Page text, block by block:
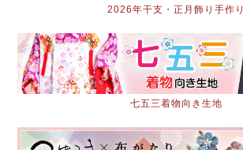
2026年干支・正月飾り手作り
七五三着物向き生地